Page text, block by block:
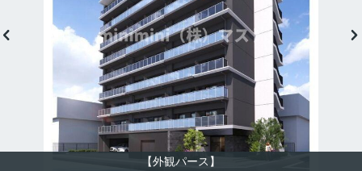
【外観パース】